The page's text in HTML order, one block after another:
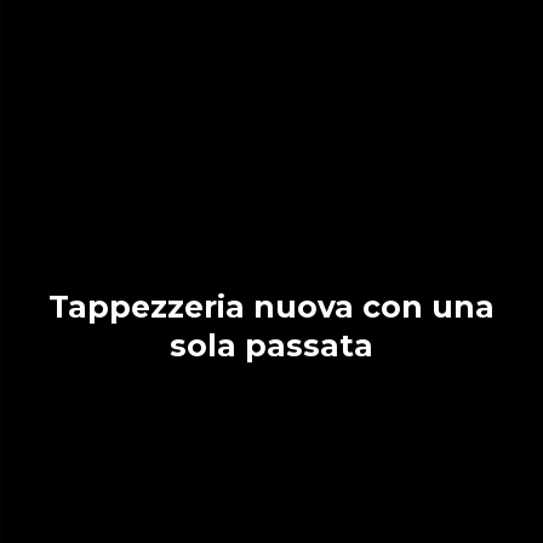
Tappezzeria nuova con una
sola passata